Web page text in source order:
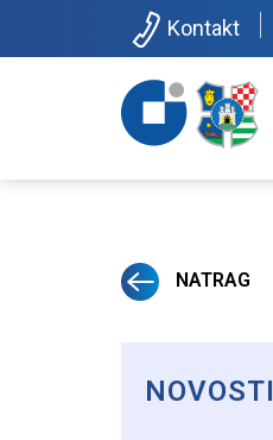
Kontakt
NATRAG
NOVOSTI